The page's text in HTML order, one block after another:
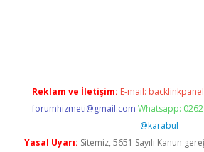
Reklam ve İletişim: E-mail:
forumhizmeti@gmail.com Whatsapp:
@karabul
Yasal Uyarı: Sitemiz, 5651 Sayılı Kanun